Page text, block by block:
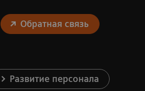
Обратная связь
Развитие персонала